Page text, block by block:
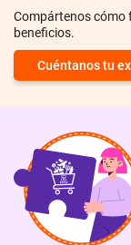
Compártenos cómo
beneficios.
Cuéntanos tu